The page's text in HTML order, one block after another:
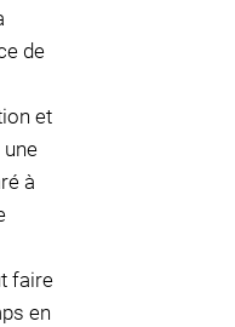
de
et
une
à
faire
en